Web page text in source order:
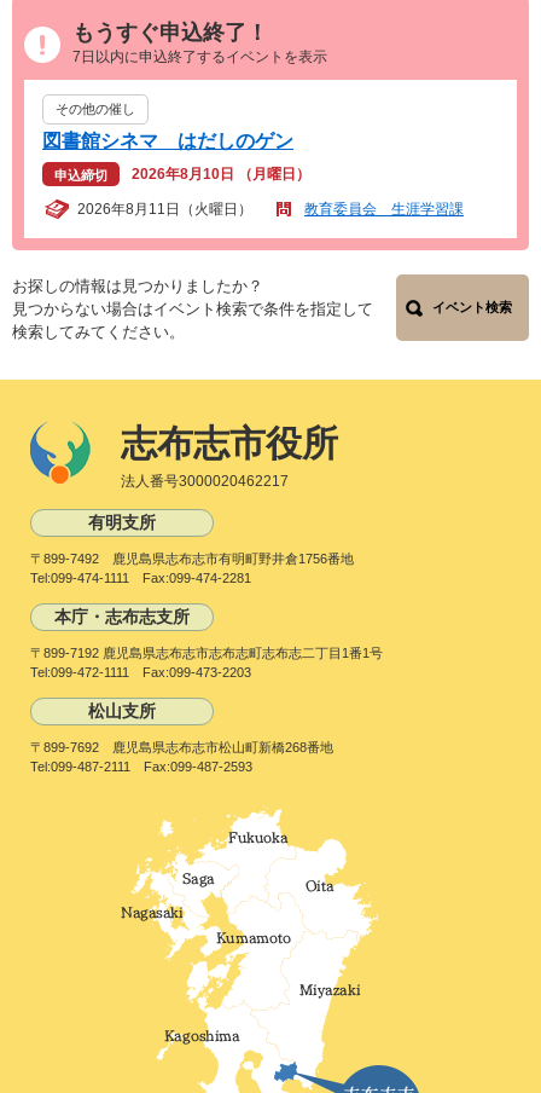
もうすぐ申込終了！
7日以内に申込終了するイベントを表示
その他の催し
図書館シネマ はだしのゲン
申込締切 2026年8月10日 （月曜日）
2026年8月11日（火曜日） 教育委員会 生涯学習課
お探しの情報は見つかりましたか？
見つからない場合はイベント検索で条件を指定して
検索してみてください。
イベント検索
志布志市役所
法人番号3000020462217
有明支所
〒899-7492 鹿児島県志布志市有明町野井倉1756番地
Tel:099-474-1111 Fax:099-474-2281
本庁・志布志支所
〒899-7192 鹿児島県志布志市志布志町志布志二丁目1番1号
Tel:099-472-1111 Fax:099-473-2203
松山支所
〒899-7692 鹿児島県志布志市松山町新橋268番地
Tel:099-487-2111 Fax:099-487-2593